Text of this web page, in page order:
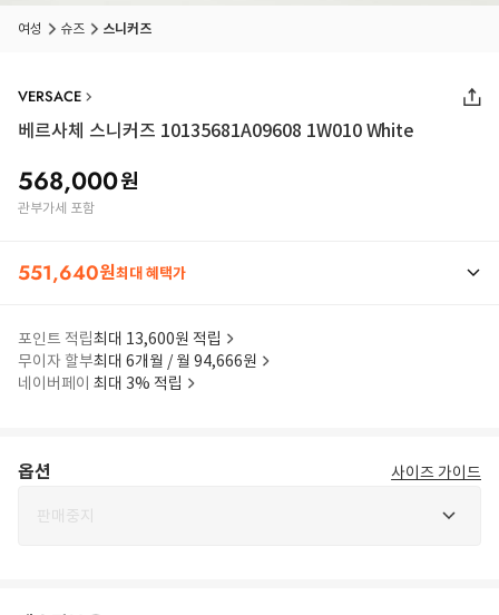
여성 슈즈 스니커즈
VERSACE
베르사체 스니커즈 10135681A09608 1W010 White
568,000원
관부가세 포함
551,640원최대 혜택가
포인트 적립최대 13,600원 적립
무이자 할부최대 6개월 / 월 94,666원
네이버페이 최대 3% 적립
옵션 사이즈 가이드
판매중지